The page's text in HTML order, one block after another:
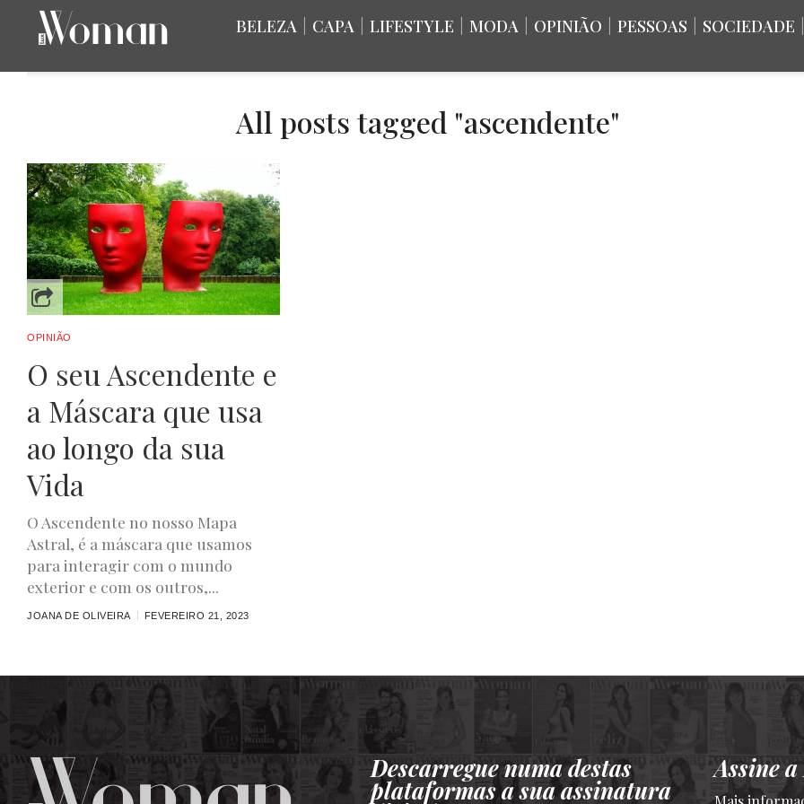
BELEZA CAPA LIFESTYLE MODA OPINIÃO PESSOAS SOCIEDADE
All posts tagged "ascendente"
OPINIÃO
O seu Ascendente e
a Máscara que usa
ao longo da sua
Vida
O Ascendente no nosso Mapa
Astral, é a máscara que usamos
para interagir com o mundo
exterior e com os outros,...
JOANA DE OLIVEIRA FEVEREIRO 21, 2023
Descarregue numa destas
plataformas a sua assinatura
Assine